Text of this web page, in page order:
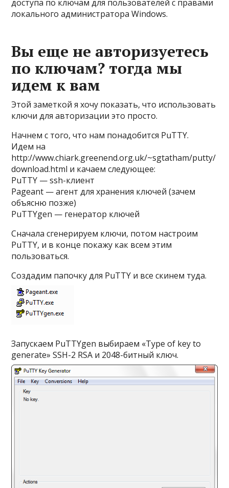
доступа по ключам для пользователей с правами
локального администратора Windows.
Вы еще не авторизуетесь
по ключам? тогда мы
идем к вам
Этой заметкой я хочу показать, что использовать
ключи для авторизации это просто.
Начнем с того, что нам понадобится PuTTY.
Идем на
http://www.chiark.greenend.org.uk/~sgtatham/putty/
download.html и качаем следующее:
PuTTY — ssh-клиент
Pageant — агент для хранения ключей (зачем
объясню позже)
PuTTYgen — генератор ключей
Сначала сгенерируем ключи, потом настроим
PuTTY, и в конце покажу как всем этим
пользоваться.
Создадим папочку для PuTTY и все скинем туда.
Запускаем PuTTYgen выбираем «Type of key to
generate»SSH-2 RSA и 2048-битный ключ.